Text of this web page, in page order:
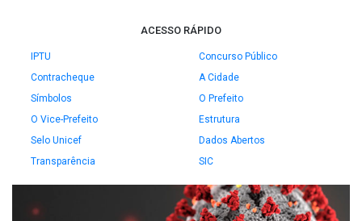
ACESSO RÁPIDO
IPTU
Concurso Público
Contracheque
A Cidade
Símbolos
O Prefeito
O Vice-Prefeito
Estrutura
Selo Unicef
Dados Abertos
Transparência
SIC